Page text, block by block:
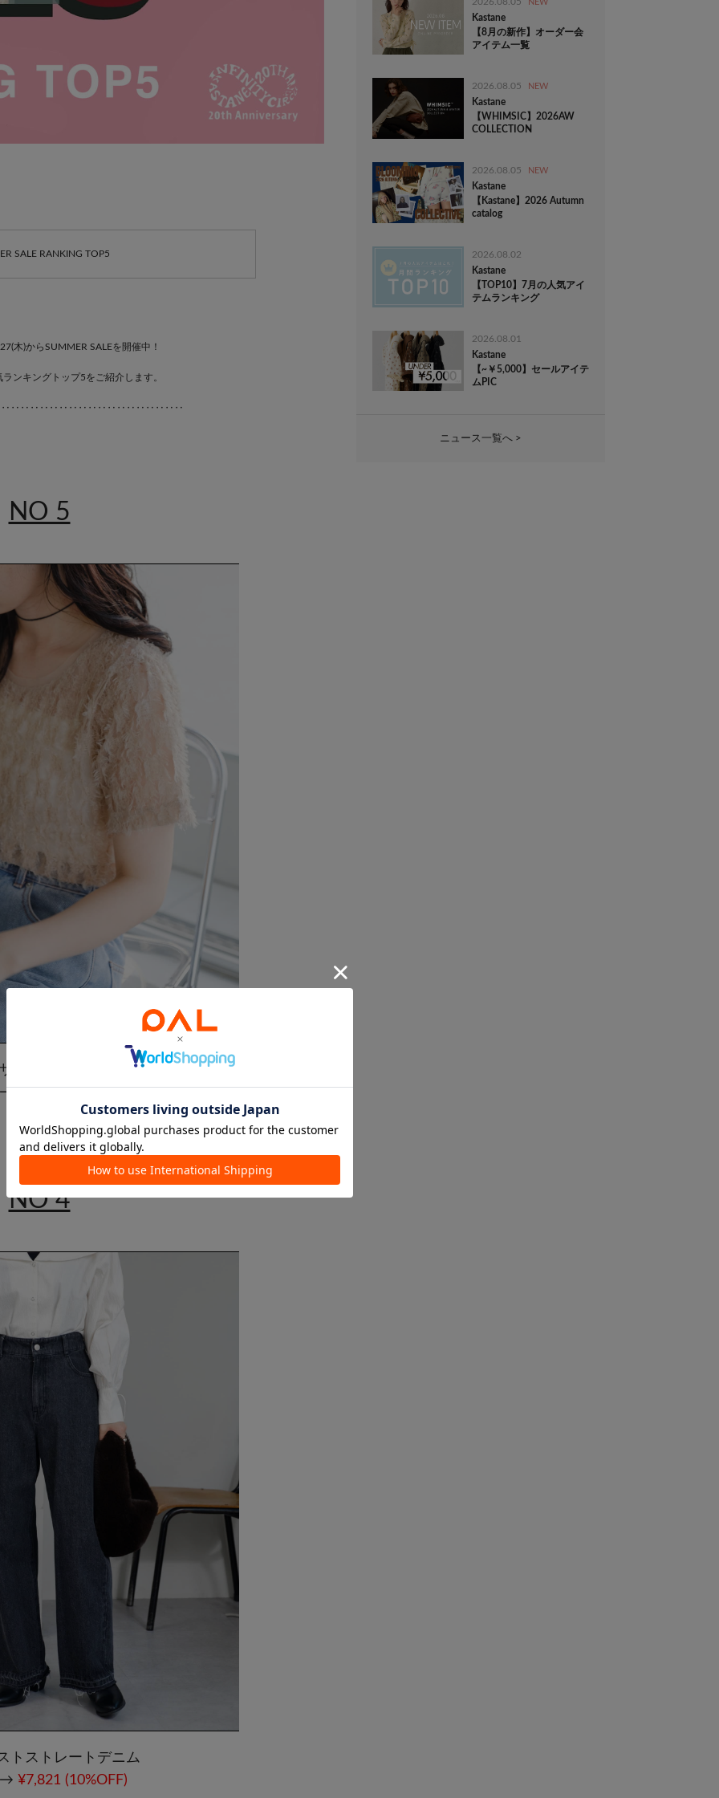
SALE RANKING TOP5
木)からSUMMER SALEを開催中！
ンキングトップ5をご紹介します。
NO 5
ーチュールTee
→¥4,455 (10%OFF)
NO 4
トストレートデニム
→ ¥7,821 (10%OFF)
NEW
Kastane
【8月の新作】オーダー会
アイテム一覧
2026.08.05 NEW
Kastane
【WHIMSIC】2026AW
COLLECTION
2026.08.05 NEW
Kastane
【Kastane】2026 Autumn
catalog
2026.08.02
Kastane
【TOP10】7月の人気アイ
テムランキング
2026.08.01
Kastane
【~￥5,000】セールアイテ
ムPIC
ニュース一覧へ >